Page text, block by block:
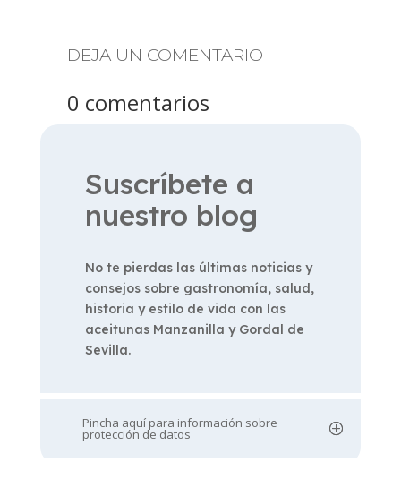
DEJA UN COMENTARIO
0 comentarios
Suscríbete a
nuestro blog
No te pierdas las últimas noticias y
consejos sobre gastronomía, salud,
historia y estilo de vida con las
aceitunas Manzanilla y Gordal de
Sevilla.
Pincha aquí para información sobre
protección de datos